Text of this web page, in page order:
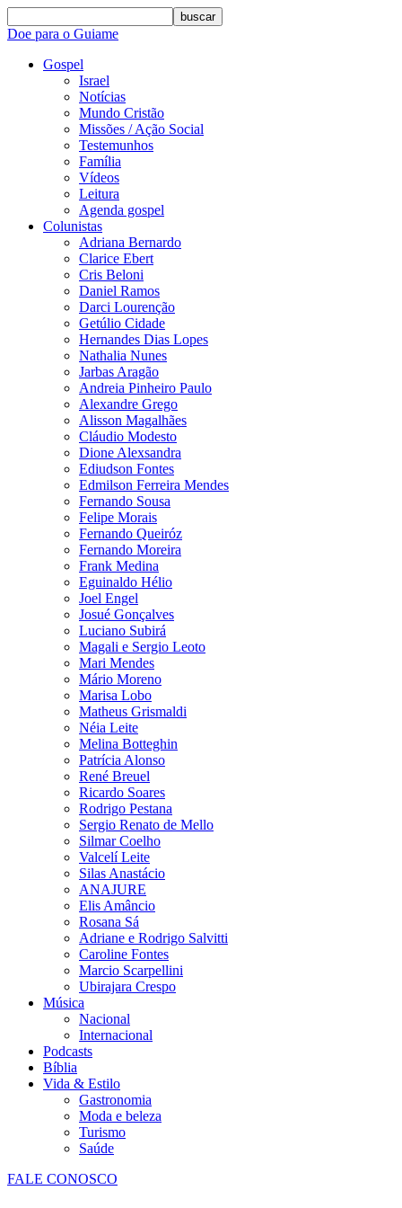
buscar
Doe para o Guiame
Gospel
Israel
Notícias
Mundo Cristão
Missões / Ação Social
Testemunhos
Família
Vídeos
Leitura
Agenda gospel
Colunistas
Adriana Bernardo
Clarice Ebert
Cris Beloni
Daniel Ramos
Darci Lourenção
Getúlio Cidade
Hernandes Dias Lopes
Nathalia Nunes
Jarbas Aragão
Andreia Pinheiro Paulo
Alexandre Grego
Alisson Magalhães
Cláudio Modesto
Dione Alexsandra
Ediudson Fontes
Edmilson Ferreira Mendes
Fernando Sousa
Felipe Morais
Fernando Queiróz
Fernando Moreira
Frank Medina
Eguinaldo Hélio
Joel Engel
Josué Gonçalves
Luciano Subirá
Magali e Sergio Leoto
Mari Mendes
Mário Moreno
Marisa Lobo
Matheus Grismaldi
Néia Leite
Melina Botteghin
Patrícia Alonso
René Breuel
Ricardo Soares
Rodrigo Pestana
Sergio Renato de Mello
Silmar Coelho
Valcelí Leite
Silas Anastácio
ANAJURE
Elis Amâncio
Rosana Sá
Adriane e Rodrigo Salvitti
Caroline Fontes
Marcio Scarpellini
Ubirajara Crespo
Música
Nacional
Internacional
Podcasts
Bíblia
Vida & Estilo
Gastronomia
Moda e beleza
Turismo
Saúde
FALE CONOSCO